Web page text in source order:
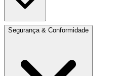
Segurança & Conformidade